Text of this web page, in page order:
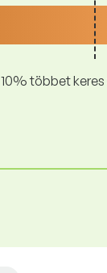
10% többet keres